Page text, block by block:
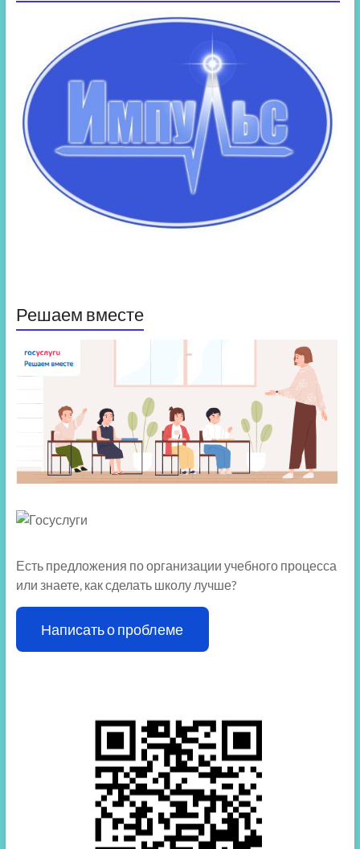
Решаем вместе
Есть предложения по организации учебного процесса
или знаете, как сделать школу лучше?
Написать о проблеме